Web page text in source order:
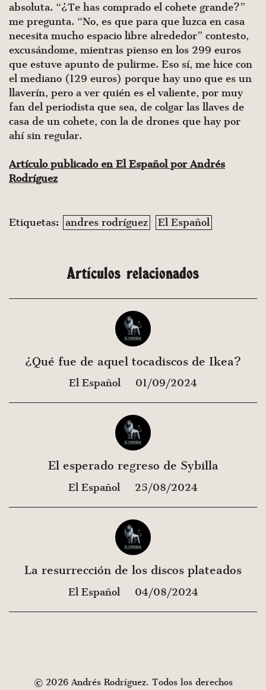
absoluta. “¿Te has comprado el cohete grande?”
me pregunta. “No, es que para que luzca en casa
necesita mucho espacio libre alrededor” contesto,
excusándome, mientras pienso en los 299 euros
que estuve apunto de pulirme. Eso sí, me hice con
el mediano (129 euros) porque hay uno que es un
llaverín, pero a ver quién es el valiente, por muy
fan del periodista que sea, de colgar las llaves de
casa de un cohete, con la de drones que hay por
ahí sin regular.
Artículo publicado en El Español por Andrés
Rodríguez
Etiquetas: andres rodríguez El Español
Artículos relacionados
¿Qué fue de aquel tocadiscos de Ikea?
El Español 01/09/2024
El esperado regreso de Sybilla
El Español 25/08/2024
La resurrección de los discos plateados
El Español 04/08/2024
© 2026 Andrés Rodríguez. Todos los derechos